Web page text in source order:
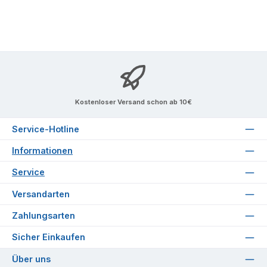
Kostenloser Versand schon ab 10€
Service-Hotline
Informationen
Service
Versandarten
Zahlungsarten
Sicher Einkaufen
Über uns